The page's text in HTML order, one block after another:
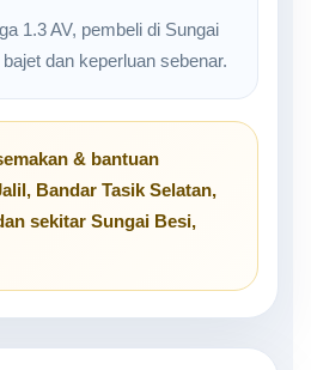
1.3 AV, pembeli di Sungai
dan keperluan sebenar.
& bantuan
, Bandar Tasik Selatan,
sekitar Sungai Besi,